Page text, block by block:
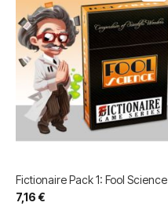
Fictionaire Pack 1: Fool Science
7,16 €